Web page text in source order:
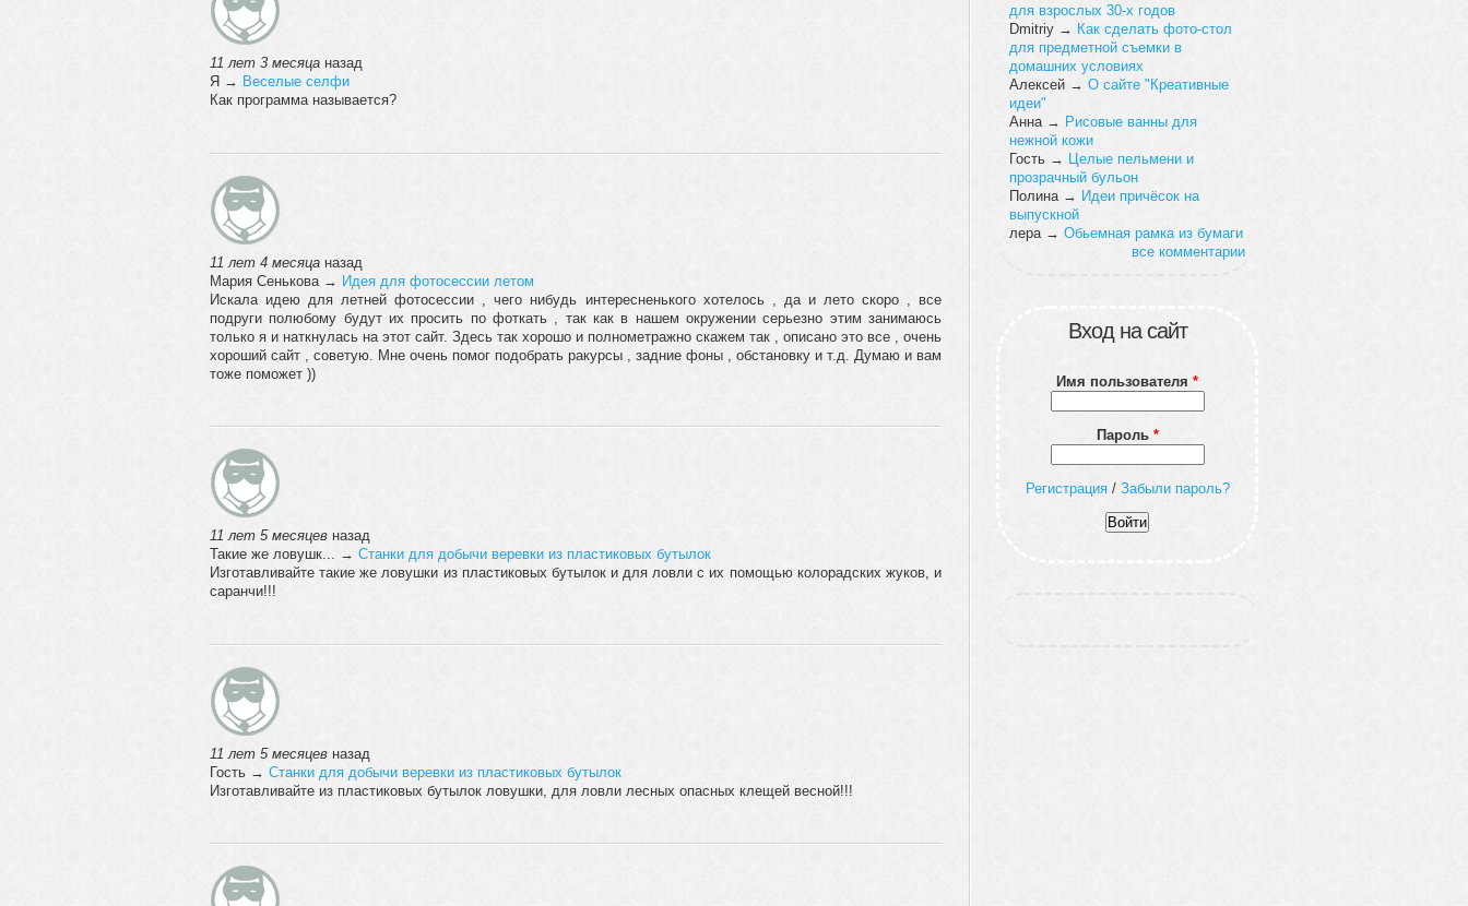
11 лет 3 месяца назад
Я → Веселые селфи
Как программа называется?
11 лет 4 месяца назад
Мария Сенькова → Идея для фотосессии летом
Искала идею для летней фотосессии , чего нибудь интересненького хотелось , да и лето скоро , все
подруги полюбому будут их просить по фоткать , так как в нашем окружении серьезно этим занимаюсь
только я и наткнулась на этот сайт. Здесь так хорошо и полнометражно скажем так , описано это все , очень
хороший сайт , советую. Мне очень помог подобрать ракурсы , задние фоны , обстановку и т.д. Думаю и вам
тоже поможет ))
11 лет 5 месяцев назад
Такие же ловушк... → Станки для добычи веревки из пластиковых бутылок
Изготавливайте такие же ловушки из пластиковых бутылок и для ловли с их помощью колорадских жуков, и
саранчи!!!
11 лет 5 месяцев назад
Гость → Станки для добычи веревки из пластиковых бутылок
Изготавливайте из пластиковых бутылок ловушки, для ловли лесных опасных клещей весной!!!
для взрослых 30-х годов
Dmitriy → Как сделать фото-стол
для предметной съемки в
домашних условиях
Алексей → О сайте "Креативные
идеи"
Анна → Рисовые ванны для
нежной кожи
Гость → Целые пельмени и
прозрачный бульон
Полина → Идеи причёсок на
выпускной
лера → Обьемная рамка из бумаги
все комментарии
Вход на сайт
Имя пользователя *
Пароль *
Регистрация/ Забыли пароль?